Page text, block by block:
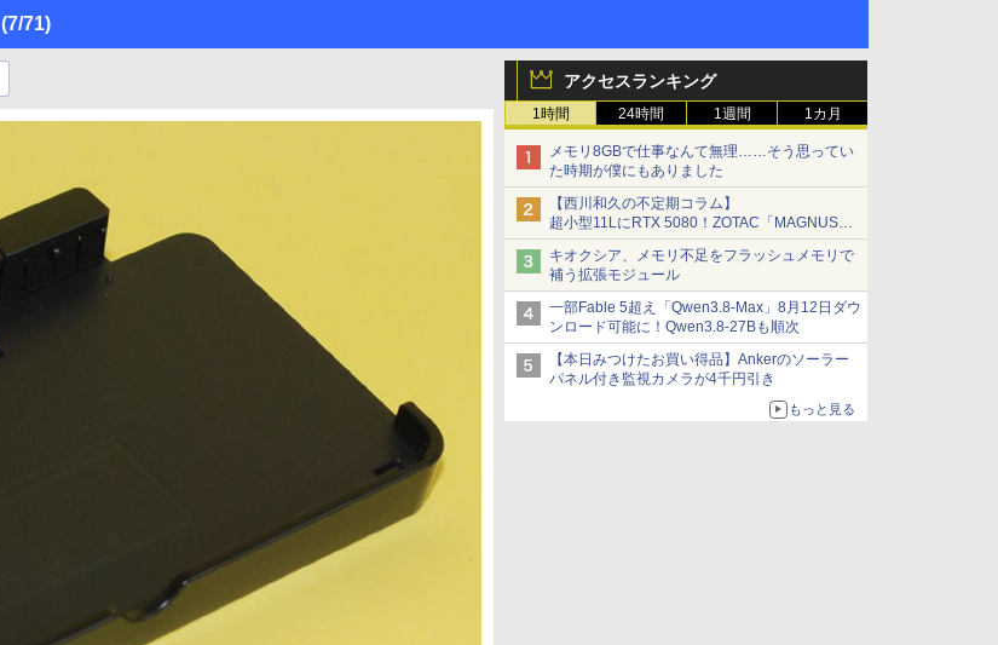
(7/71)
アクセスランキング
1時間 24時間 1週間 1カ月
メモリ8GBで仕事なんて無理……そう思ってい
た時期が僕にもありました
【西川和久の不定期コラム】
超小型11LにRTX 5080！ZOTAC「MAGNUS
ONE」最上位機の実力を探る
キオクシア、メモリ不足をフラッシュメモリで
補う拡張モジュール
一部Fable 5超え「Qwen3.8-Max」8月12日ダウ
ンロード可能に！Qwen3.8-27Bも順次
【本日みつけたお買い得品】Ankerのソーラー
パネル付き監視カメラが4千円引き
もっと見る